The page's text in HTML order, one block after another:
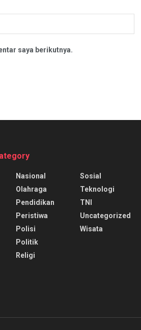
saya berikutnya.
Nasional
Olahraga
Pendidikan
Peristiwa
Polisi
Politik
Religi
Sosial
Teknologi
TNI
Uncategorized
Wisata